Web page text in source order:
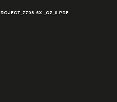
6X-_CZ_0.PDF